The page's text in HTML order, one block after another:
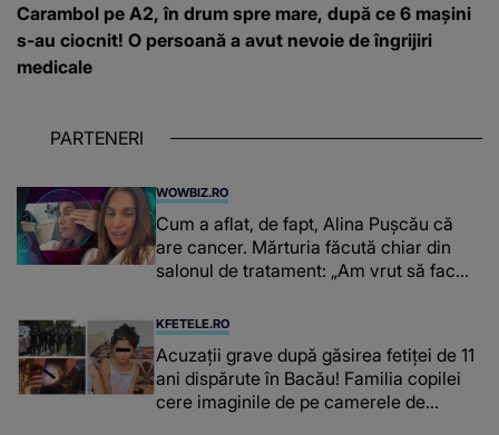
Carambol pe A2, în drum spre mare, după ce 6 mașini
s-au ciocnit! O persoană a avut nevoie de îngrijiri
medicale
PARTENERI
WOWBIZ.RO
Cum a aflat, de fapt, Alina Pușcău că
are cancer. Mărturia făcută chiar din
salonul de tratament: „Am vrut să fac
înțepe sânul”
KFETELE.RO
Acuzații grave după găsirea fetiței de 11
ani dispărute în Bacău! Familia copilei
cere imaginile de pe camerele de